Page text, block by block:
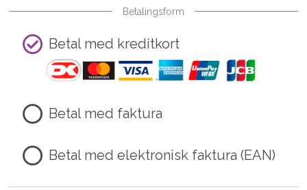
Betalingsform
Betal med kreditkort
Betal med faktura
Betal med elektronisk faktura (EAN)